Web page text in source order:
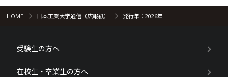
HOME 日本工業大学通信（広報紙） 発行年：2026年
受験生の方へ
在校生・卒業生の方へ